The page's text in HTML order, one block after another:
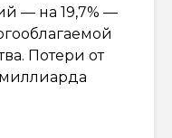
— на 19,7% —
Потери от
миллиарда